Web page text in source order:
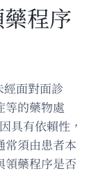
程序
面對面診
等的藥物處
具有依賴性，
常須由患者本
領藥程序是否